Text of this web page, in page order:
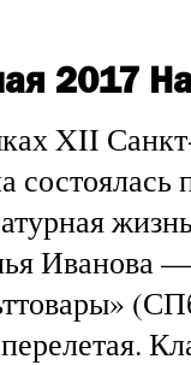
2017
XII
Иванова